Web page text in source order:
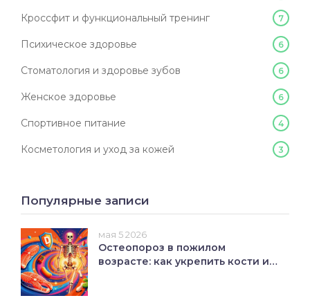
Кроссфит и функциональный тренинг 7
Психическое здоровье 6
Стоматология и здоровье зубов 6
Женское здоровье 6
Спортивное питание 4
Косметология и уход за кожей 3
Популярные записи
мая 5 2026
Остеопороз в пожилом
возрасте: как укрепить кости и